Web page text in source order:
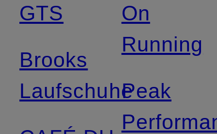
GTS
Brooks
Laufschuhe
On
Running
Peak